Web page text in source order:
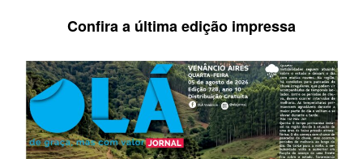
Confira a última edição impressa